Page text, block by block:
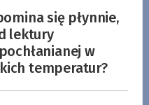
się płynnie,
lektury
w
temperatur?